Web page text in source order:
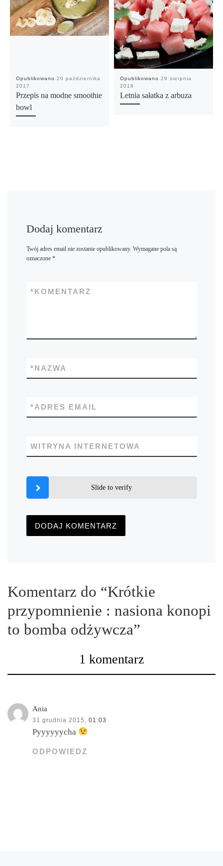
Opublikowano 20 października
2017
Przepis na modne smoothie
bowl
Opublikowano 29 sierpnia
2018
Letnia sałatka z arbuza
Dodaj komentarz
Twój adres email nie zostanie opublikowany. Wymagane pola są
oznaczone *
KOMENTARZ
*
NAZWA
*
ADRES EMAIL
*
WITRYNA INTERNETOWA
Slide to verify
Komentarz do “Krótkie
przypomnienie : nasiona konopi
to bomba odżywcza”
1 komentarz
Ania
31 grudnia 2015, 01:03
Pyyyyyycha
ODPOWIEDZ